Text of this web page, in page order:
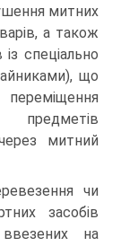
митних
а також
спеціально
що
предметів
митний
чи
засобів
ввезених на